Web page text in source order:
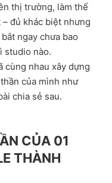
thị trường, làm thế
đủ khác biệt nhưng
ngay chưa bao
studio nào.
cùng nhau xây dựng
của mình như
chia sẻ sau.
CỦA 01
THÀNH